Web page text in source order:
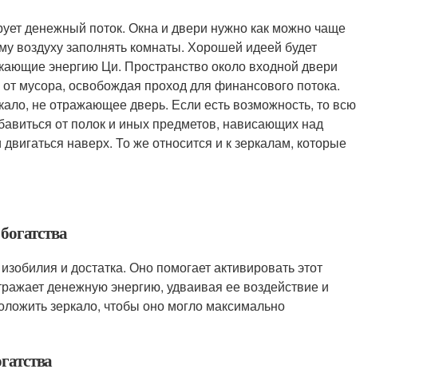
денежный поток. Окна и двери нужно как можно чаще
воздуху заполнять комнаты. Хорошей идеей будет
энергию Ци. Пространство около входной двери
мусора, освобождая проход для финансового потока.
не отражающее дверь. Если есть возможность, то всю
от полок и иных предметов, нависающих над
наверх. То же относится и к зеркалам, которые
и достатка. Оно помогает активировать этот
денежную энергию, удваивая ее воздействие и
зеркало, чтобы оно могло максимально